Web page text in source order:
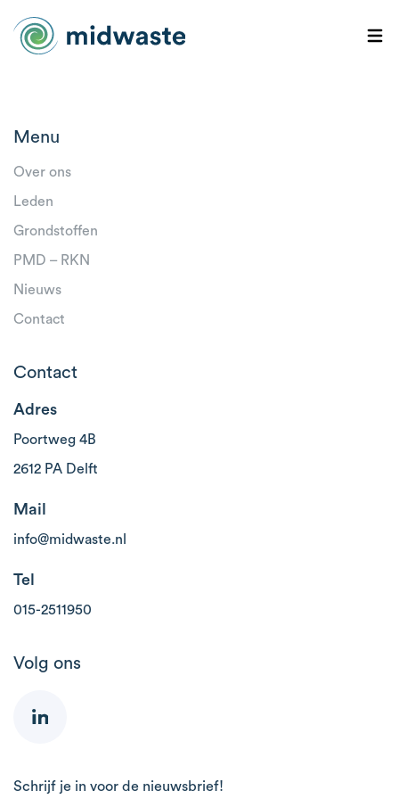
Menu
Over ons
Leden
Grondstoffen
PMD – RKN
Nieuws
Contact
Contact
Adres
Poortweg 4B
2612 PA Delft
Mail
info@midwaste.nl
Tel
015-2511950
Volg ons
Schrijf je in voor de nieuwsbrief!